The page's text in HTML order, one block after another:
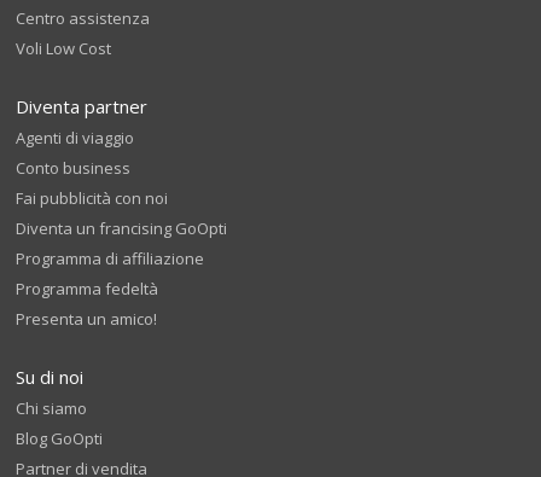
Centro assistenza
Voli Low Cost
Diventa partner
Agenti di viaggio
Conto business
Fai pubblicità con noi
Diventa un francising GoOpti
Programma di affiliazione
Programma fedeltà
Presenta un amico!
Su di noi
Chi siamo
Blog GoOpti
Partner di vendita